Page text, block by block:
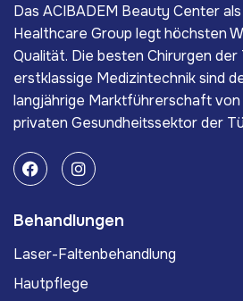
Das ACIBADEM Beauty Center
Healthcare Group legt höchsten
Qualität. Die besten Chirurgen der
erstklassige Medizintechnik sind
langjährige Marktführerschaft von
privaten Gesundheitssektor der
Behandlungen
Laser-Faltenbehandlung
Hautpflege